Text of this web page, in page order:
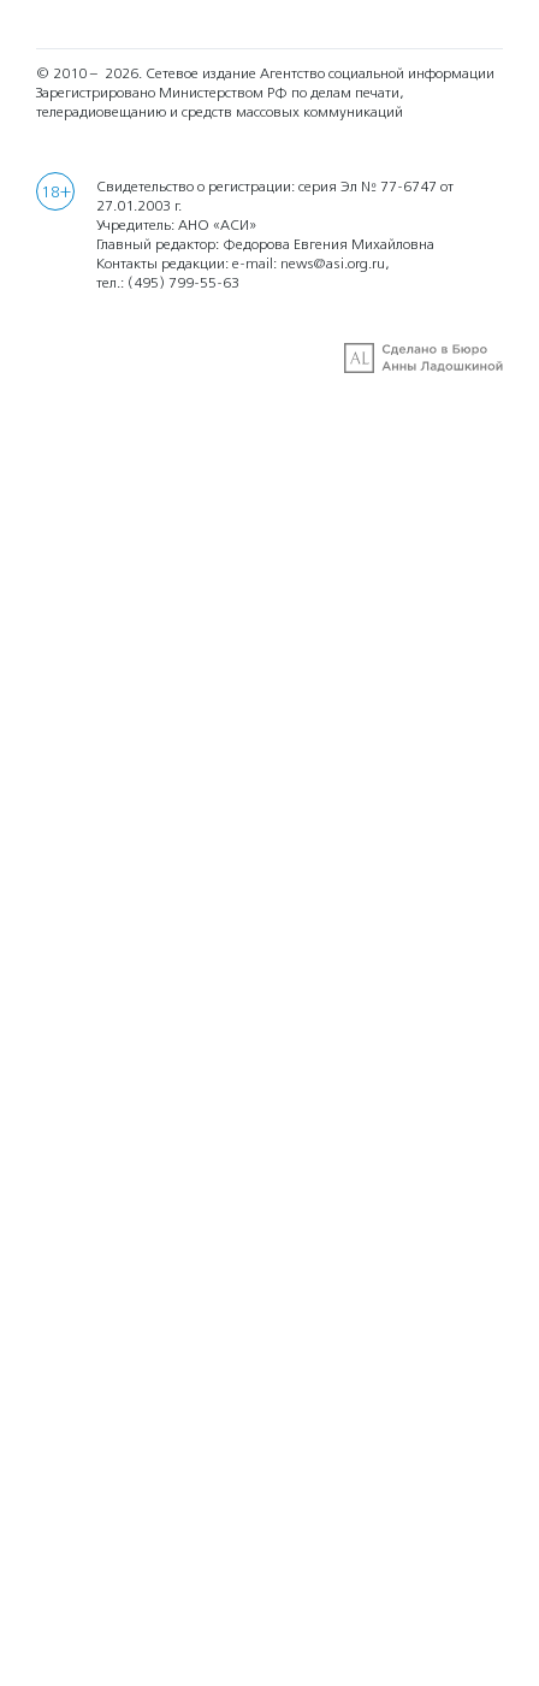
© 2010 – 2026. Сетевое издание Агентство социальной информации
Зарегистрировано Министерством РФ по делам печати,
телерадиовещанию и средств массовых коммуникаций
18+
Свидетельство о регистрации: серия Эл № 77-6747 от
27.01.2003 г.
Учредитель: АНО «АСИ»
Главный редактор: Федорова Евгения Михайловна
Контакты редакции: e-mail: news@asi.org.ru,
тел.: (495) 799-55-63